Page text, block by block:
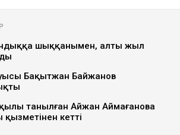
шыққанымен, алты жыл
Бақытжан Байжанов
танылған Айжан Аймағанова
қызметінен кетті